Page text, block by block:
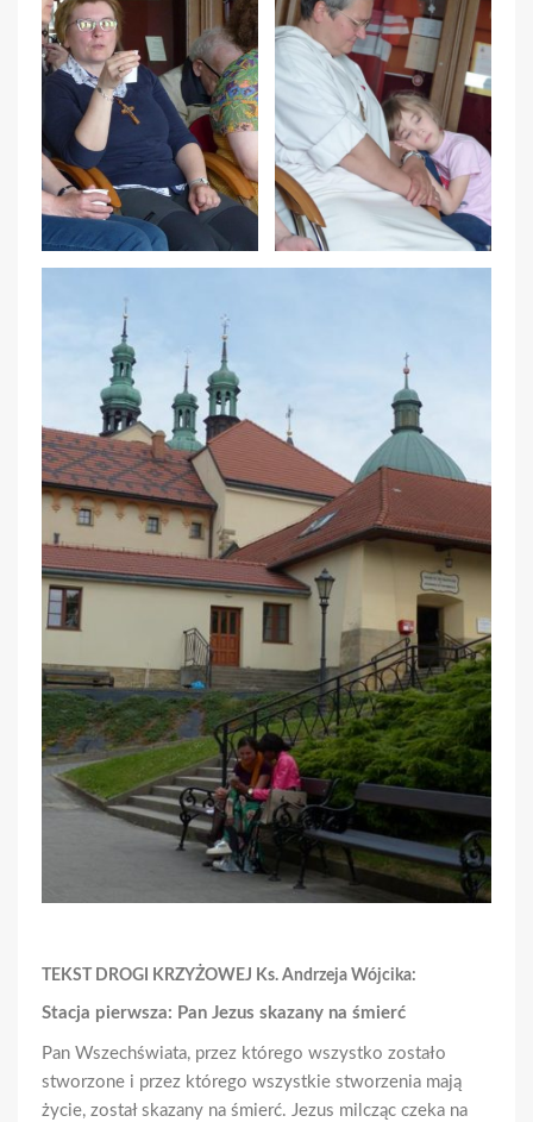
TEKST DROGI KRZYŻOWEJ Ks. Andrzeja Wójcika:
Stacja pierwsza: Pan Jezus skazany na śmierć
Pan Wszechświata, przez którego wszystko zostało
stworzone i przez którego wszystkie stworzenia mają
życie, został skazany na śmierć. Jezus milcząc czeka na